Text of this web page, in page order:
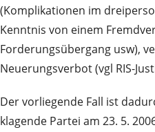
(Komplikationen im
Kenntnis von einem
Forderungsübergang usw),
Neuerungsverbot (vgl RIS-
Der vorliegende Fall ist
klagende Partei am 23. 5.